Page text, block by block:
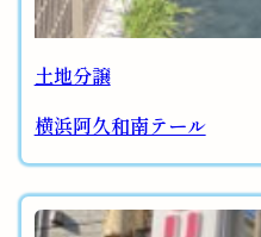
土地分譲
横浜阿久和南テール